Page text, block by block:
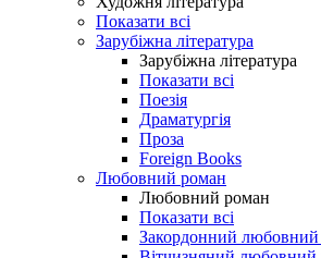
Показати всі
Зарубіжна література
Зарубіжна література
Показати всі
Поезія
Драматургія
Проза
Foreign Books
Любовний роман
Любовний роман
Показати всі
Закордонний